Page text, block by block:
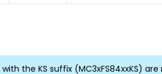
the KS suffix (MC3xFS84xxKS)